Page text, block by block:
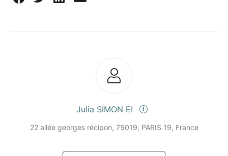
Julia SIMON EI
22 allée georges récipon, 75019, PARIS 19, France